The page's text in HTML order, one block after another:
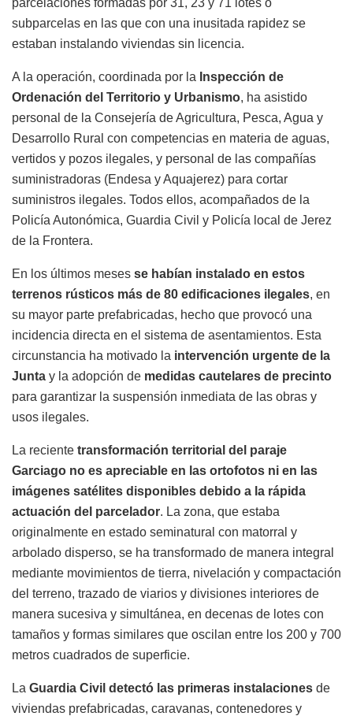
subparcelas en las que con una inusitada rapidez se
estaban instalando viviendas sin licencia.
A la operación, coordinada por la Inspección de
Ordenación del Territorio y Urbanismo, ha asistido
personal de la Consejería de Agricultura, Pesca, Agua y
Desarrollo Rural con competencias en materia de aguas,
vertidos y pozos ilegales, y personal de las compañías
suministradoras (Endesa y Aquajerez) para cortar
suministros ilegales. Todos ellos, acompañados de la
Policía Autonómica, Guardia Civil y Policía local de Jerez
de la Frontera.
En los últimos meses se habían instalado en estos
terrenos rústicos más de 80 edificaciones ilegales, en
su mayor parte prefabricadas, hecho que provocó una
incidencia directa en el sistema de asentamientos. Esta
circunstancia ha motivado la intervención urgente de la
Junta y la adopción de medidas cautelares de precinto
para garantizar la suspensión inmediata de las obras y
usos ilegales.
La reciente transformación territorial del paraje
Garciago no es apreciable en las ortofotos ni en las
imágenes satélites disponibles debido a la rápida
actuación del parcelador. La zona, que estaba
originalmente en estado seminatural con matorral y
arbolado disperso, se ha transformado de manera integral
mediante movimientos de tierra, nivelación y compactación
del terreno, trazado de viarios y divisiones interiores de
manera sucesiva y simultánea, en decenas de lotes con
tamaños y formas similares que oscilan entre los 200 y 700
metros cuadrados de superficie.
La Guardia Civil detectó las primeras instalaciones de
viviendas prefabricadas, caravanas, contenedores y